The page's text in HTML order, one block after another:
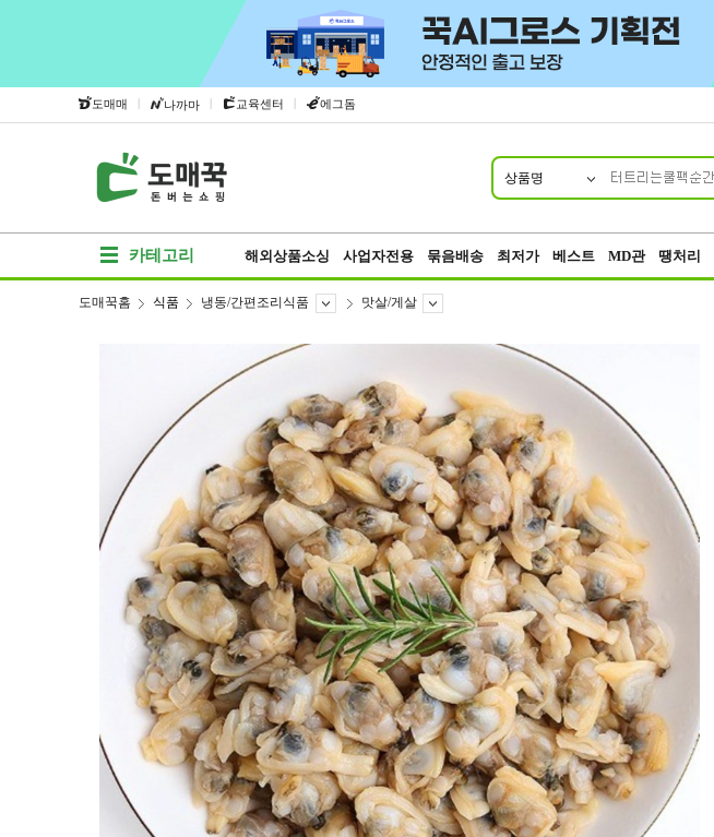
도매매 | 나까마 | 교육센터 | 에그돔
상품명
카테고리 해외상품소싱 사업자전용 묶음배송 최저가 베스트 MD관 땡처리
도매꾹홈 식품 냉동/간편조리식품 맛살/게살